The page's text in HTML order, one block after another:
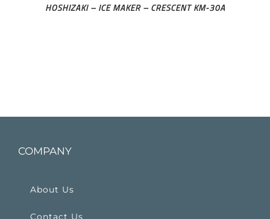
HOSHIZAKI – ICE MAKER – CRESCENT KM-30A
COMPANY
About Us
Contact Us